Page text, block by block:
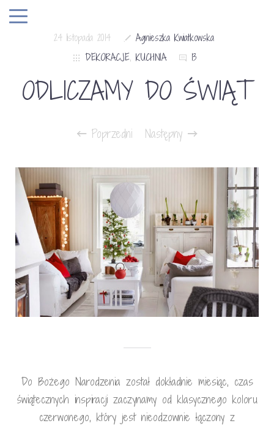
24 listopada 2014
Agnieszka Kwiatkowska
DEKORACJE, KUCHNIA 13
ODLICZAMY DO ŚWIĄT
Poprzedni Następny
Do Bożego Narodzenia został dokładnie miesiąc, czas
świątecznych inspiracji zaczynamy od klasycznego koloru
czerwonego, który jest nieodzownie łączony z